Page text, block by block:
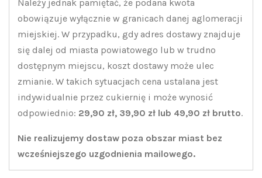
Należy jednak pamiętać, że podana kwota
obowiązuje wyłącznie w granicach danej aglomeracji
miejskiej. W przypadku, gdy adres dostawy znajduje
się dalej od miasta powiatowego lub w trudno
dostępnym miejscu, koszt dostawy może ulec
zmianie. W takich sytuacjach cena ustalana jest
indywidualnie przez cukiernię i może wynosić
odpowiednio: 29,90 zł, 39,90 zł lub 49,90 zł brutto.
Nie realizujemy dostaw poza obszar miast bez
wcześniejszego uzgodnienia mailowego.